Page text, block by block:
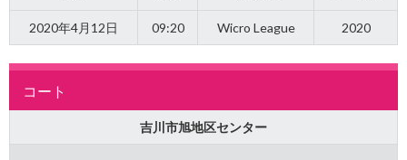
2020年4月12日 09:20 Wicro League 2020
コート
吉川市旭地区センター